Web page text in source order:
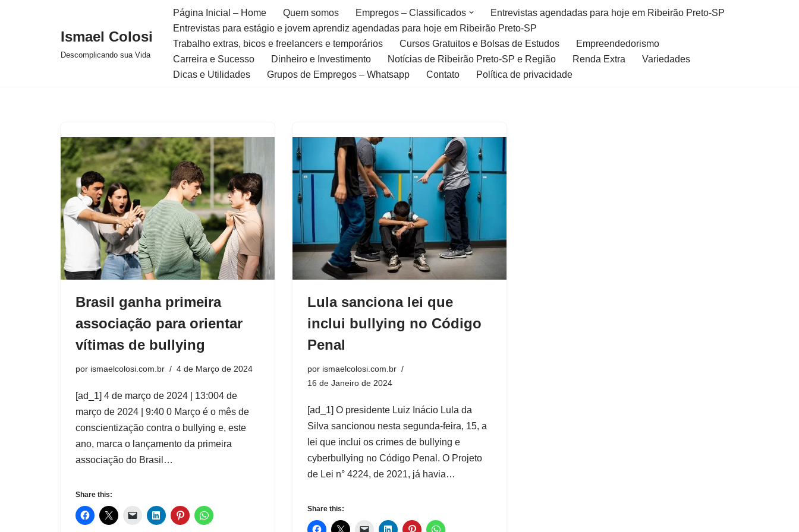
Ismael Colosi
Descomplicando sua Vida
Página Inicial – Home Quem somos Empregos – Classificados
Entrevistas agendadas para hoje em Ribeirão Preto-SP
Entrevistas para estágio e jovem aprendiz agendadas para hoje em Ribeirão Preto-SP
Trabalho extras, bicos e freelancers e temporários
Cursos Gratuitos e Bolsas de Estudos
Empreendedorismo
Carreira e Sucesso
Dinheiro e Investimento Notícias de Ribeirão Preto-SP e Região Renda Extra
Variedades
Dicas e Utilidades
Grupos de Empregos – Whatsapp Contato Política de privacidade
Brasil ganha primeira
associação para orientar
vítimas de bullying
por ismaelcolosi.com.br 4 de Março de 2024
[ad_1] 4 de março de 2024 | 13:004 de
março de 2024 | 9:40 0 Março é o mês de
conscientização contra o bullying e, este
ano, marca o lançamento da primeira
associação do Brasil…
Share this:
Lula sanciona lei que
inclui bullying no Código
Penal
por ismaelcolosi.com.br
16 de Janeiro de 2024
[ad_1] O presidente Luiz Inácio Lula da
Silva sancionou nesta segunda-feira, 15, a
lei que inclui os crimes de bullying e
cyberbullying no Código Penal. O Projeto
de Lei n° 4224, de 2021, já havia…
Share this: